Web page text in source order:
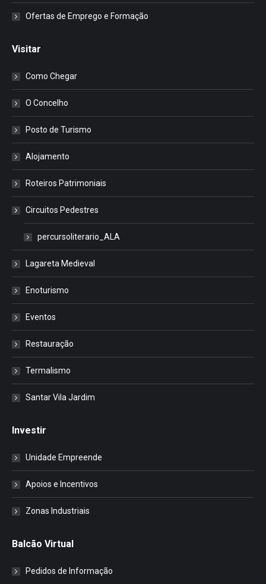
Ofertas de Emprego e Formação
Visitar
Como Chegar
O Concelho
Posto de Turismo
Alojamento
Roteiros Patrimoniais
Circuitos Pedestres
percursoliterario_ALA
Lagareta Medieval
Enoturismo
Eventos
Restauração
Termalismo
Santar Vila Jardim
Investir
Unidade Empreende
Apoios e Incentivos
Zonas Industriais
Balcão Virtual
Pedidos de Informação